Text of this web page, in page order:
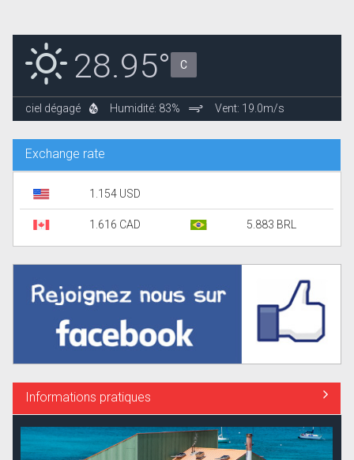
28.95° C
ciel dégagé Humidité: 83% Vent: 19.0m/s
Exchange rate
1.154 USD
1.616 CAD 5.883 BRL
Informations pratiques